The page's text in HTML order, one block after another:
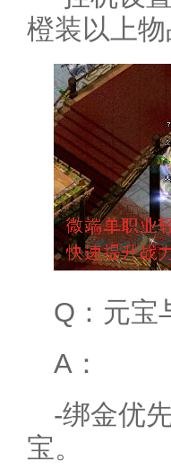
橙装以上
Q：元宝
A：
-绑金优
宝。